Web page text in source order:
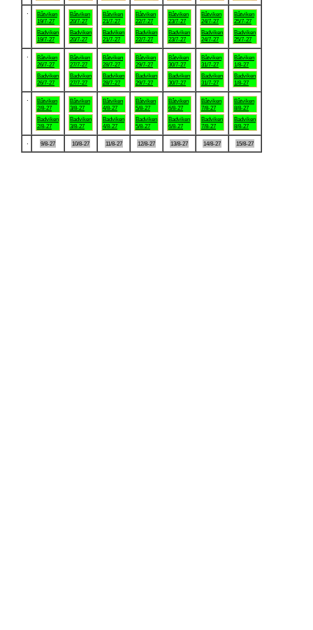
Båtviken
19/7-27
Badviken
19/7-27
Båtviken
20/7-27
Badviken
20/7-27
Båtviken
21/7-27
Badviken
21/7-27
Båtviken
22/7-27
Badviken
22/7-27
Båtviken
23/7-27
Badviken
23/7-27
Båtviken
24/7-27
Badviken
24/7-27
Båtviken
25/7-27
Badviken
25/7-27
Båtviken
26/7-27
Badviken
26/7-27
Båtviken
27/7-27
Badviken
27/7-27
Båtviken
28/7-27
Badviken
28/7-27
Båtviken
29/7-27
Badviken
29/7-27
Båtviken
30/7-27
Badviken
30/7-27
Båtviken
31/7-27
Badviken
31/7-27
Båtviken
1/8-27
Badviken
1/8-27
Båtviken
2/8-27
Badviken
2/8-27
Båtviken
3/8-27
Badviken
3/8-27
Båtviken
4/8-27
Badviken
4/8-27
Båtviken
5/8-27
Badviken
5/8-27
Båtviken
6/8-27
Badviken
6/8-27
Båtviken
7/8-27
Badviken
7/8-27
Båtviken
8/8-27
Badviken
8/8-27
9/8-27 10/8-27 11/8-27 12/8-27 13/8-27 14/8-27 15/8-27